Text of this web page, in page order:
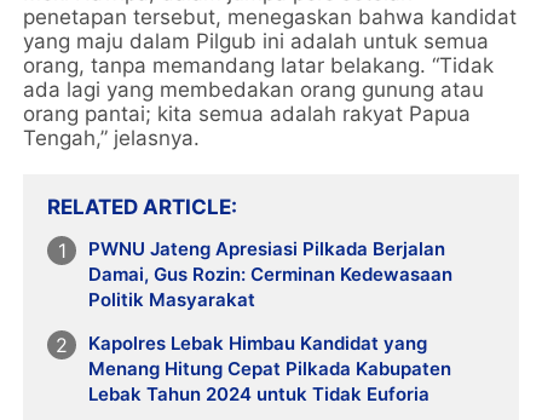
penetapan tersebut, menegaskan bahwa kandidat
yang maju dalam Pilgub ini adalah untuk semua
orang, tanpa memandang latar belakang. “Tidak
ada lagi yang membedakan orang gunung atau
orang pantai; kita semua adalah rakyat Papua
Tengah,” jelasnya.
RELATED ARTICLE
PWNU Jateng Apresiasi Pilkada Berjalan
Damai, Gus Rozin: Cerminan Kedewasaan
Politik Masyarakat
Kapolres Lebak Himbau Kandidat yang
Menang Hitung Cepat Pilkada Kabupaten
Lebak Tahun 2024 untuk Tidak Euforia